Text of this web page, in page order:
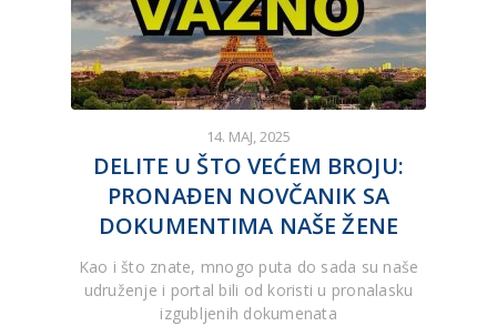
14. MAJ, 2025
DELITE U ŠTO VEĆEM BROJU:
PRONAĐEN NOVČANIK SA
DOKUMENTIMA NAŠE ŽENE
Kao i što znate, mnogo puta do sada su naše
udruženje i portal bili od koristi u pronalasku
izgubljenih dokumenata